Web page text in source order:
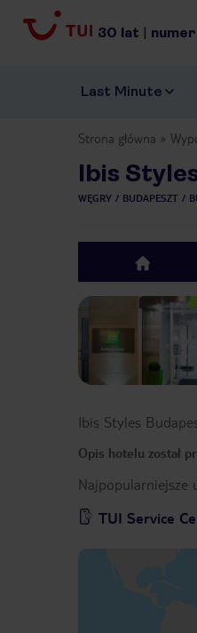
30 lat | numer
Last Minute
Strona główna
Ibis
WĘGRY BUDAPESZT
top
Previous slide
Ibis Styles
Opis hotelu został
Najpopularniejsze
TUI Service